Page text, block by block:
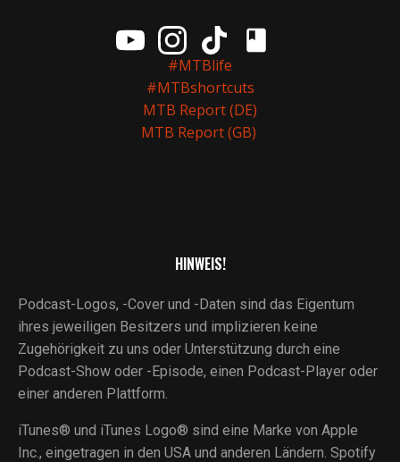
#MTBlife
#MTBshortcuts
MTB Report (DE)
MTB Report (GB)
HINWEIS!
Podcast-Logos, -Cover und -Daten sind das Eigentum
ihres jeweiligen Besitzers und implizieren keine
Zugehörigkeit zu uns oder Unterstützung durch eine
Podcast-Show oder -Episode, einen Podcast-Player oder
einer anderen Plattform.
iTunes® und iTunes Logo® sind eine Marke von Apple
Inc., eingetragen in den USA und anderen Ländern. Spotify